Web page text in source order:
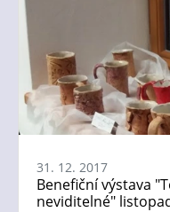
31. 12. 2017
Benefiční výstava
neviditelné"